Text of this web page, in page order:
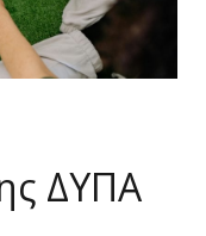
ΔΥΠΑ